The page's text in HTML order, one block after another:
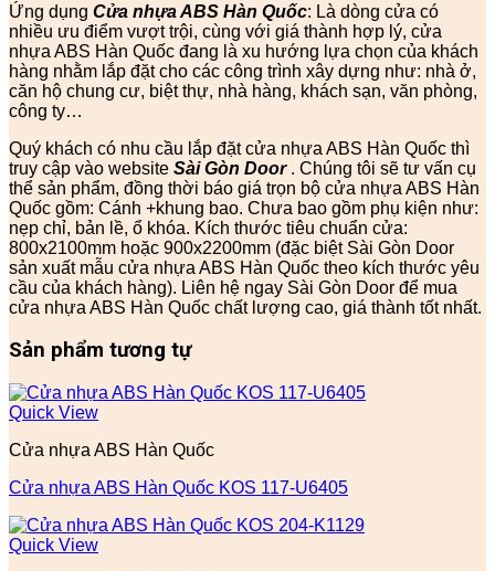
Ứng dụng Cửa nhựa ABS Hàn Quốc: Là dòng cửa có
nhiều ưu điểm vượt trội, cùng với giá thành hợp lý, cửa
nhựa ABS Hàn Quốc đang là xu hướng lựa chọn của khách
hàng nhằm lắp đặt cho các công trình xây dựng như: nhà ở,
căn hộ chung cư, biệt thự, nhà hàng, khách sạn, văn phòng,
công ty…
Quý khách có nhu cầu lắp đặt cửa nhựa ABS Hàn Quốc thì
truy cập vào website Sài Gòn Door. Chúng tôi sẽ tư vấn cụ
thể sản phẩm, đồng thời báo giá trọn bộ cửa nhựa ABS Hàn
Quốc gồm: Cánh +khung bao. Chưa bao gồm phụ kiện như:
nẹp chỉ, bản lề, ổ khóa. Kích thước tiêu chuẩn cửa:
800x2100mm hoặc 900x2200mm (đặc biệt Sài Gòn Door
sản xuất mẫu cửa nhựa ABS Hàn Quốc theo kích thước yêu
cầu của khách hàng). Liên hệ ngay Sài Gòn Door để mua
cửa nhựa ABS Hàn Quốc chất lượng cao, giá thành tốt nhất.
Sản phẩm tương tự
Quick View
Cửa nhựa ABS Hàn Quốc
Cửa nhựa ABS Hàn Quốc KOS 117-U6405
Quick View